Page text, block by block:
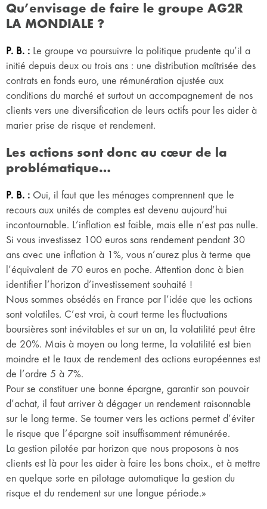
Qu’envisage de faire le groupe AG2R
LA MONDIALE ?
P. B. : Le groupe va poursuivre la politique prudente qu’il a
initié depuis deux ou trois ans : une distribution maîtrisée des
contrats en fonds euro, une rémunération ajustée aux
conditions du marché et surtout un accompagnement de nos
clients vers une diversification de leurs actifs pour les aider à
marier prise de risque et rendement.
Les actions sont donc au cœur de la
problématique…
P. B. : Oui, il faut que les ménages comprennent que le
recours aux unités de comptes est devenu aujourd’hui
incontournable. L’inflation est faible, mais elle n’est pas nulle.
Si vous investissez 100 euros sans rendement pendant 30
ans avec une inflation à 1%, vous n’aurez plus à terme que
l’équivalent de 70 euros en poche. Attention donc à bien
identifier l’horizon d’investissement souhaité !
Nous sommes obsédés en France par l’idée que les actions
sont volatiles. C’est vrai, à court terme les fluctuations
boursières sont inévitables et sur un an, la volatilité peut être
de 20%. Mais à moyen ou long terme, la volatilité est bien
moindre et le taux de rendement des actions européennes est
de l’ordre 5 à 7%.
Pour se constituer une bonne épargne, garantir son pouvoir
d’achat, il faut arriver à dégager un rendement raisonnable
sur le long terme. Se tourner vers les actions permet d’éviter
le risque que l’épargne soit insuffisamment rémunérée.
La gestion pilotée par horizon que nous proposons à nos
clients est là pour les aider à faire les bons choix., et à mettre
en quelque sorte en pilotage automatique la gestion du
risque et du rendement sur une longue période.»